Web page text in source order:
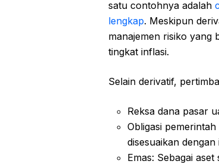
satu contohnya adalah
lengkap. Meskipun
manajemen risiko yang
tingkat inflasi.
Selain derivatif,
Reksa dana pasar
Obligasi
disesuaikan dengan
Emas: Sebagai